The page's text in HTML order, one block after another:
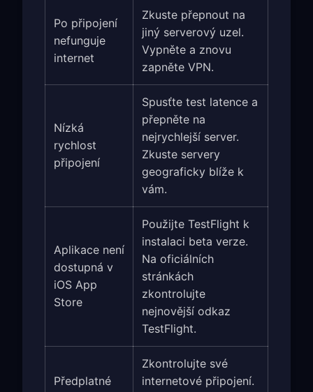
Po připojení
nefunguje
internet
Zkuste přepnout na
jiný serverový uzel.
Vypněte a znovu
zapněte VPN.
Nízká
rychlost
připojení
Spusťte test latence a
přepněte na
nejrychlejší server.
Zkuste servery
geograficky blíže k
vám.
Aplikace není
dostupná v
iOS App
Store
Použijte TestFlight k
instalaci beta verze.
Na oficiálních
stránkách
zkontrolujte
nejnovější odkaz
TestFlight.
Předplatné
Zkontrolujte své
internetové připojení.